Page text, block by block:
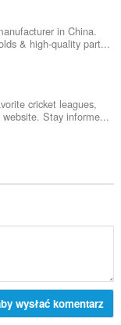
in China.
& high-quality part...
cricket leagues,
Stay informe...
wysłać komentarz